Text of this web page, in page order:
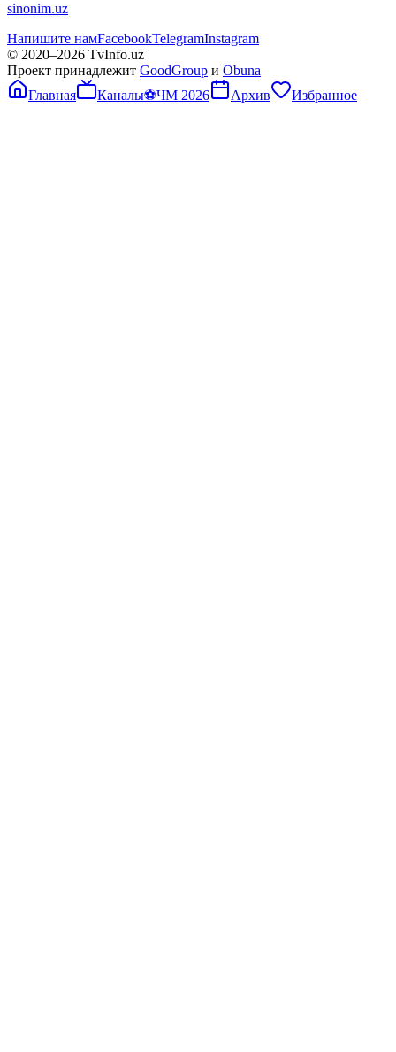
sinonim.uz
Напишите намFacebookTelegramInstagram
© 2020–2026 TvInfo.uz
Проект принадлежит GoodGroup и Obuna
Главная
Каналы⚽ЧМ 2026 Архив Избранное